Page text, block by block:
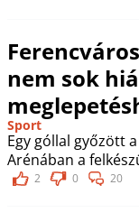
nem sok
Sport
Egy góllal győzött
Arénában a
2 0 20